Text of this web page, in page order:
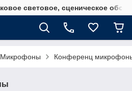
световое, сценическое
Микрофоны Конференц